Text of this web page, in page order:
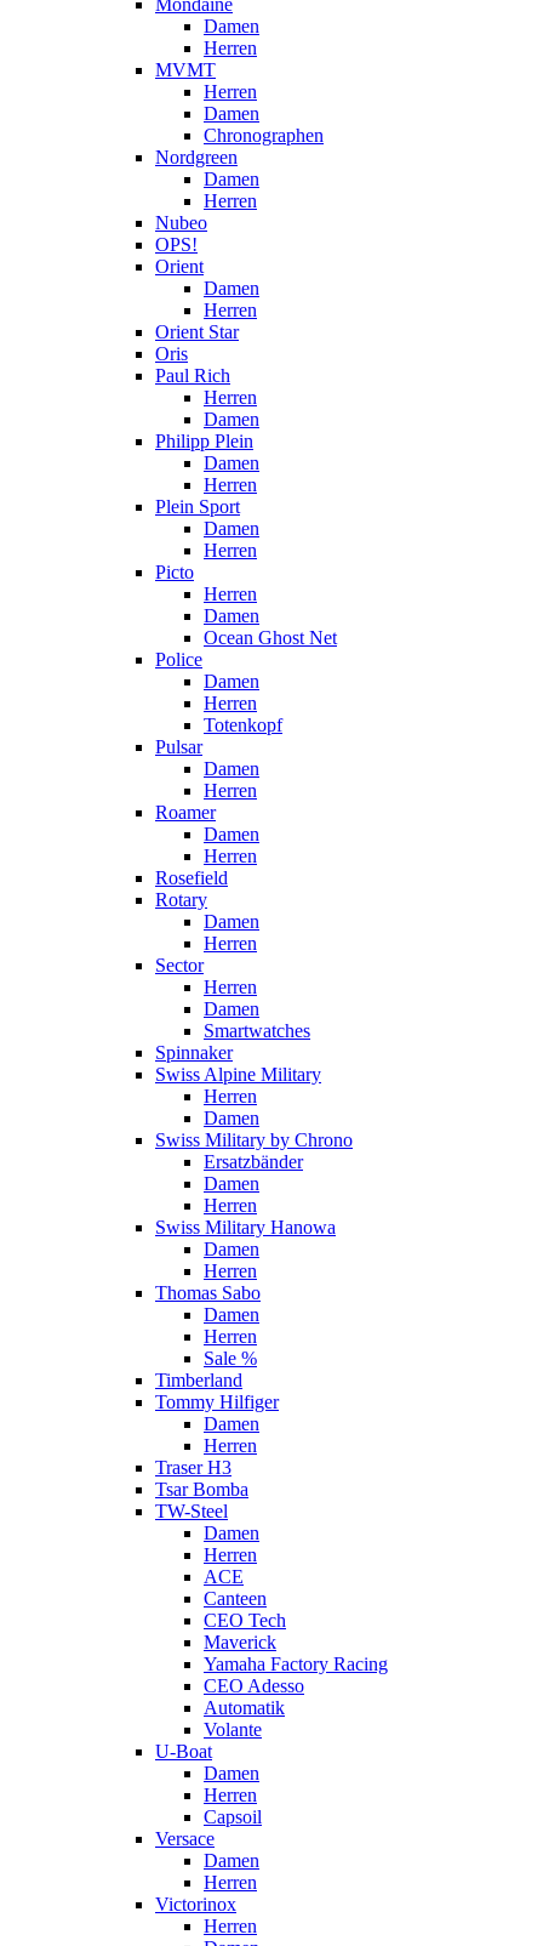
Mondaine
Damen
Herren
MVMT
Herren
Damen
Chronographen
Nordgreen
Damen
Herren
Nubeo
OPS!
Orient
Damen
Herren
Orient Star
Oris
Paul Rich
Herren
Damen
Philipp Plein
Damen
Herren
Plein Sport
Damen
Herren
Picto
Herren
Damen
Ocean Ghost Net
Police
Damen
Herren
Totenkopf
Pulsar
Damen
Herren
Roamer
Damen
Herren
Rosefield
Rotary
Damen
Herren
Sector
Herren
Damen
Smartwatches
Spinnaker
Swiss Alpine Military
Herren
Damen
Swiss Military by Chrono
Ersatzbänder
Damen
Herren
Swiss Military Hanowa
Damen
Herren
Thomas Sabo
Damen
Herren
Sale %
Timberland
Tommy Hilfiger
Damen
Herren
Traser H3
Tsar Bomba
TW-Steel
Damen
Herren
ACE
Canteen
CEO Tech
Maverick
Yamaha Factory Racing
CEO Adesso
Automatik
Volante
U-Boat
Damen
Herren
Capsoil
Versace
Damen
Herren
Victorinox
Herren